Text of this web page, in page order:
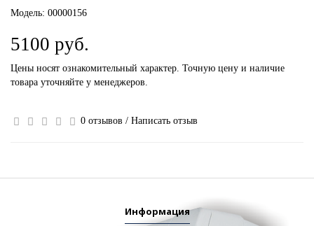
Модель: 00000156
5100 руб.
Цены носят ознакомительный характер. Точную цену и наличие
товара уточняйте у менеджеров.
0 отзывов / Написать отзыв
Информация